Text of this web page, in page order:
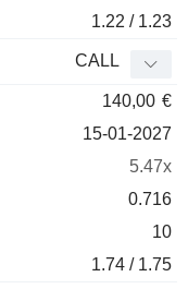
1.22 / 1.23
CALL
140,00 €
15-01-2027
5.47x
0.716
10
1.74 / 1.75